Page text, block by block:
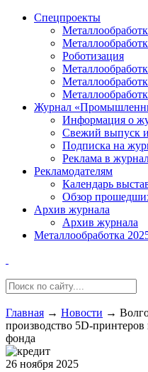
Спецпроекты
Роботизация
Журнал
Информация о
Свежий выпуск
Подписка на
Реклама в
Рекламодателям
Календарь
Обзор
Архив журнала
Архив журнала
Металлообработка
Главная → Новости →
производство 5D-
фонда
26 ноября 2025